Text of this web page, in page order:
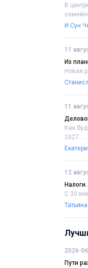
В
И Сун
11
Из
Новая
11
Как
2027....
12
С 30
2026-
Пути